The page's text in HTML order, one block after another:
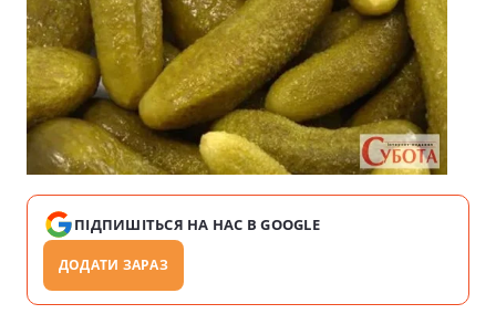
ПІДПИШІТЬСЯ НА НАС В GOOGLE
ДОДАТИ ЗАРАЗ